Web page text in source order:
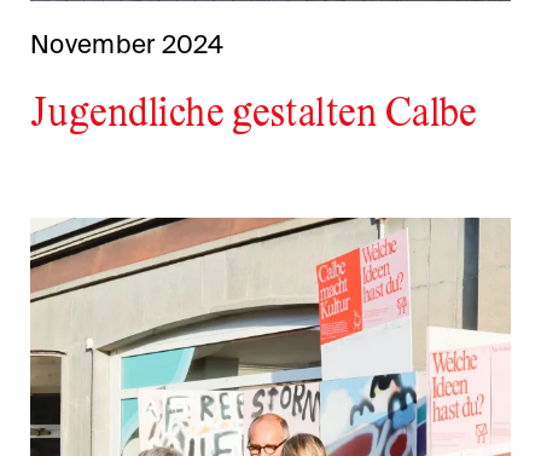
November 2024
Jugendliche gestalten Calbe